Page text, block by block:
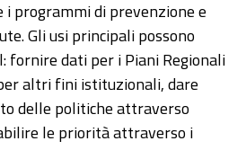
i programmi di prevenzione e
Gli usi principali possono
fornire dati per i Piani Regionali
altri fini istituzionali, dare
delle politiche attraverso
le priorità attraverso i